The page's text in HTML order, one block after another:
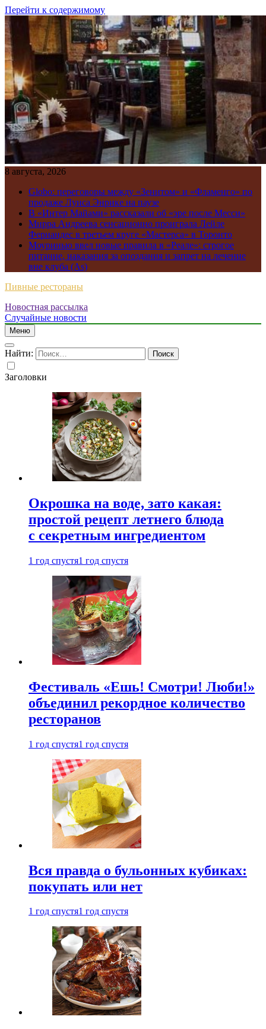
Перейти к содержимому
8 августа, 2026
Globo: переговоры между «Зенитом» и «Фламенго» по
продаже Луиса Энрике на паузе
В «Интер Майами» рассказали об «эре после Месси»
Мирра Андреева сенсационно проиграла Лейле
Фернандес в третьем круге «Мастерса» в Торонто
Моуринью ввел новые правила в «Реале»: строгое
питание, наказания за опоздания и запрет на лечение
вне клуба (As)
Пивные рестораны
Новостная рассылка
Случайные новости
Меню
Найти:
Заголовки
Окрошка на воде, зато какая:
простой рецепт летнего блюда
с секретным ингредиентом
1 год спустя1 год спустя
Фестиваль «Ешь! Смотри! Люби!»
объединил рекордное количество
ресторанов
1 год спустя1 год спустя
Вся правда о бульонных кубиках:
покупать или нет
1 год спустя1 год спустя